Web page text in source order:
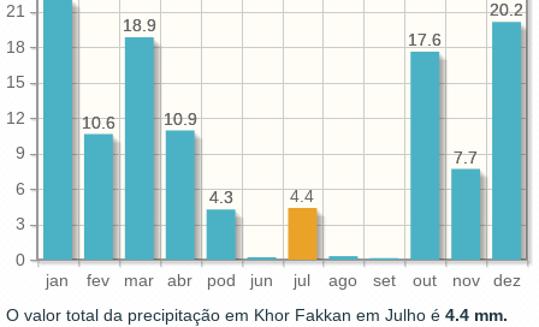
jan fev mar abr pod jun jul ago set out nov dez
0
3
6
9
12
15
18
21 20.2
7.7
17.6
4.3
10.9
18.9
10.6
20.2
7.7
17.6
4.4
4.3
10.9
18.9
10.6
O valor total da precipitação em Khor Fakkan em Julho é 4.4 mm.